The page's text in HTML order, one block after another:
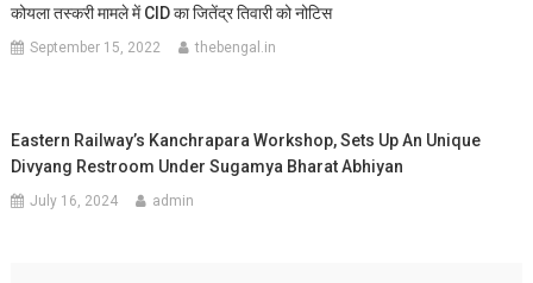
कोयला तस्करी मामले में CID का जितेंद्र तिवारी को नोटिस
September 15, 2022 thebengal.in
Eastern Railway’s Kanchrapara Workshop, Sets Up An Unique
Divyang Restroom Under Sugamya Bharat Abhiyan
July 16, 2024 admin